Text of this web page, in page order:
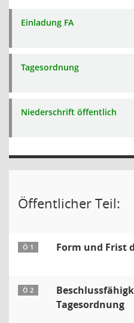
Einladung FA
Tagesordnung
Niederschrift öffentlich
Öffentlicher Teil:
Ö 1 Form und Frist
Ö 2
Tagesordnung